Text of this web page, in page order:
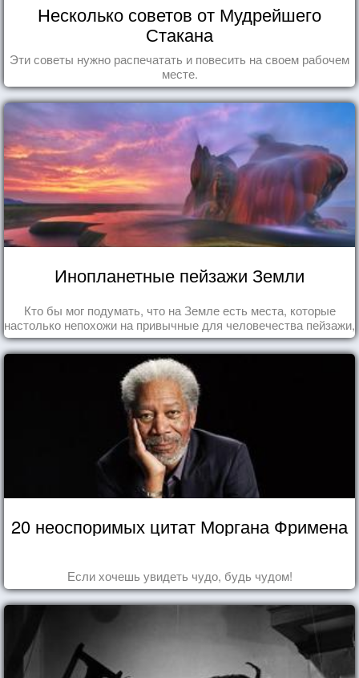
Несколько советов от Мудрейшего
Стакана
Эти советы нужно распечатать и повесить на своем рабочем
месте.
Инопланетные пейзажи Земли
Кто бы мог подумать, что на Земле есть места, которые
настолько непохожи на привычные для человечества пейзажи,
что кажутся и вовсе инопланетными!
20 неоспоримых цитат Моргана Фримена
Если хочешь увидеть чудо, будь чудом!